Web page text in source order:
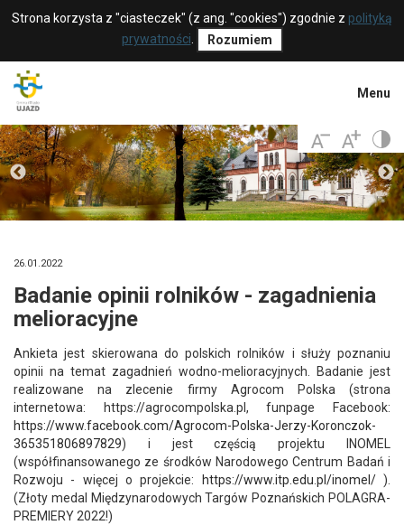
Strona korzysta z "ciasteczek" (z ang. "cookies") zgodnie z polityką
prywatności
Rozumiem
Menu
26.01.2022
Badanie opinii rolników - zagadnienia
melioracyjne
Ankieta jest skierowana do polskich rolników i służy poznaniu
opinii na temat zagadnień wodno-melioracyjnych. Badanie jest
realizowane na zlecenie firmy Agrocom Polska (strona
internetowa: https://agrocompolska.pl, funpage Facebook:
https://www.facebook.com/Agrocom-Polska-Jerzy-Koronczok-
365351806897829) i jest częścią projektu INOMEL
(współfinansowanego ze środków Narodowego Centrum Badań i
Rozwoju - więcej o projekcie:
https://www.itp.edu.pl/inomel/).
(Złoty medal Międzynarodowych Targów Poznańskich POLAGRA-
PREMIERY 2022!)